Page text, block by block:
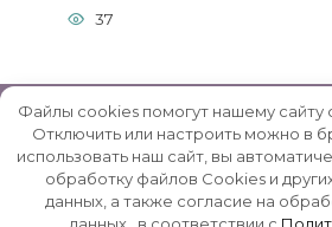
37
© 2026 Rybinsk-Reg.ru |
неофициальный сайт
Файлы cookies помогут нашему сайту
Отключить или настроить можно в
использовать наш сайт, вы
обработку файлов Cookies и
данных, а также согласие на